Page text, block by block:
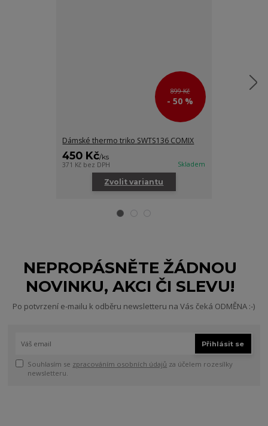
899 Kč
- 50 %
Dámské thermo triko SWTS136 COMIX
450 Kč/ks
371 Kč bez DPH Skladem
Zvolit variantu
NEPROPÁSNĚTE ŽÁDNOU
NOVINKU, AKCI ČI SLEVU!
Po potvrzení e-mailu k odběru newsletteru na Vás čeká ODMĚNA :-)
Přihlásit se
Souhlasím se zpracováním osobních údajů za účelem rozesílky
newsletteru.